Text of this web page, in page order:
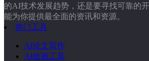
的AI技术发展趋势，还是要寻找可靠的
能为你提供最全面的资讯和资源。
热门工具
AI论文写作
AI绘画工具